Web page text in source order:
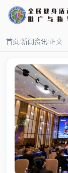
首页/新闻资讯/正文